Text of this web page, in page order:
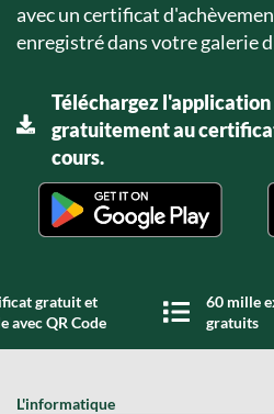
avec un certificat
enregistré dans votre galerie
Téléchargez
gratuitement au
cours.
gratuit et
avec QR Code
60 mille
gratuits
L'informatique